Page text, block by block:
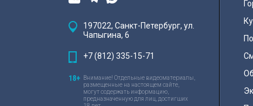
197022, Санкт-Петербург, ул.
Чапыгина, 6
+7 (812) 335-15-71
Внимание! Отдельные видеоматериалы,
размещенные на настоящем сайте,
могут содержать информацию,
предназначенную для лиц, достигших